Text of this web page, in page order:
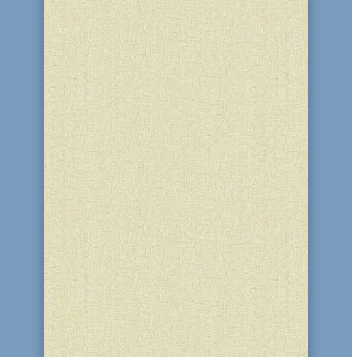
В Ізраїлі, де зараз перебувають
посланці Ребе з Кам'янського — реб
Леві та ребецн Діна Стамблер, —
відбулися жіночий та чоловічий
фарбренгени з нагоди свята
Визволення 12–13 Тамуза. Вони
пройшли в особливій, теплій та
надихаючій атмосфері. Відбулася
душевна зустріч із...